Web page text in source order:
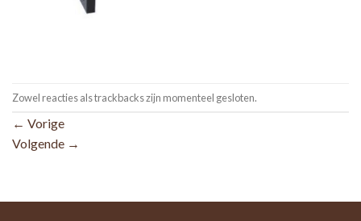
Zowel reacties als trackbacks zijn momenteel gesloten.
← Vorige
Volgende →